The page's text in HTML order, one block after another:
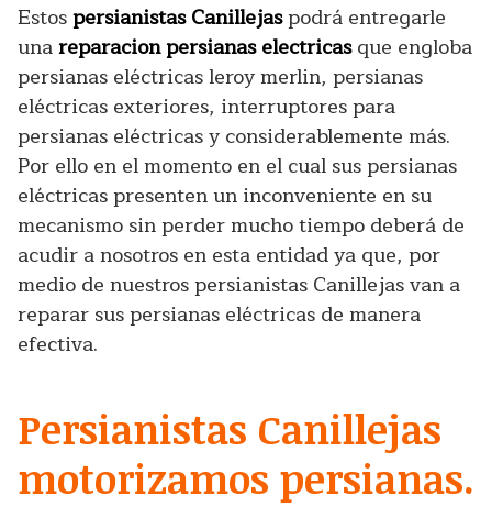
Estospersianistas Canillejaspodrá entregarle
unareparacion persianas electricasque engloba
persianas eléctricas leroy merlin, persianas
eléctricas exteriores, interruptores para
persianas eléctricas y considerablemente más.
Por ello en el momento en el cual sus persianas
eléctricas presenten un inconveniente en su
mecanismo sin perder mucho tiempo deberá de
acudir a nosotros en esta entidad ya que, por
medio de nuestros persianistas Canillejas van a
reparar sus persianas eléctricas de manera
efectiva.
Persianistas Canillejas
motorizamos persianas.